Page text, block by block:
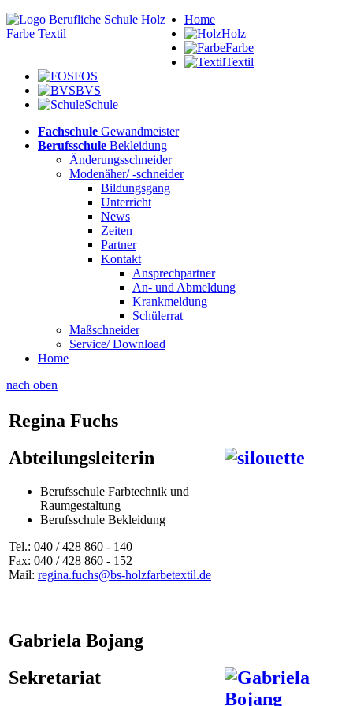
Home
Holz
Farbe
Textil
FOS
BVS
Schule
Fachschule Gewandmeister
Berufsschule Bekleidung
Änderungsschneider
Modenäher/ -schneider
Bildungsgang
Unterricht
News
Zeiten
Partner
Kontakt
Ansprechpartner
An- und Abmeldung
Krankmeldung
Schülerrat
Maßschneider
Service/ Download
Home
nach oben
Regina Fuchs
Abteilungsleiterin
Berufsschule Farbtechnik und
Raumgestaltung
Berufsschule Bekleidung
Tel.: 040 / 428 860 - 140
Fax: 040 / 428 860 - 152
Mail: regina.fuchs@bs-holzfarbetextil.de
Gabriela Bojang
Sekretariat